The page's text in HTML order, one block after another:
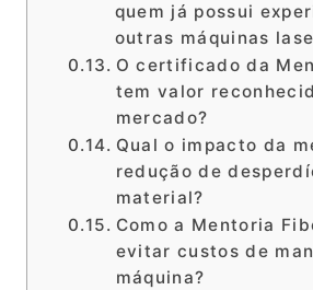
quem já possui
outras máquinas
O certificado da
tem valor
mercado?
Qual o impacto da
redução de
material?
Como a Mentoria
evitar custos de
máquina?